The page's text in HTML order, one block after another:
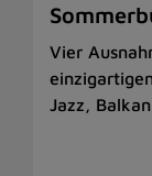
Vier
Jazz,